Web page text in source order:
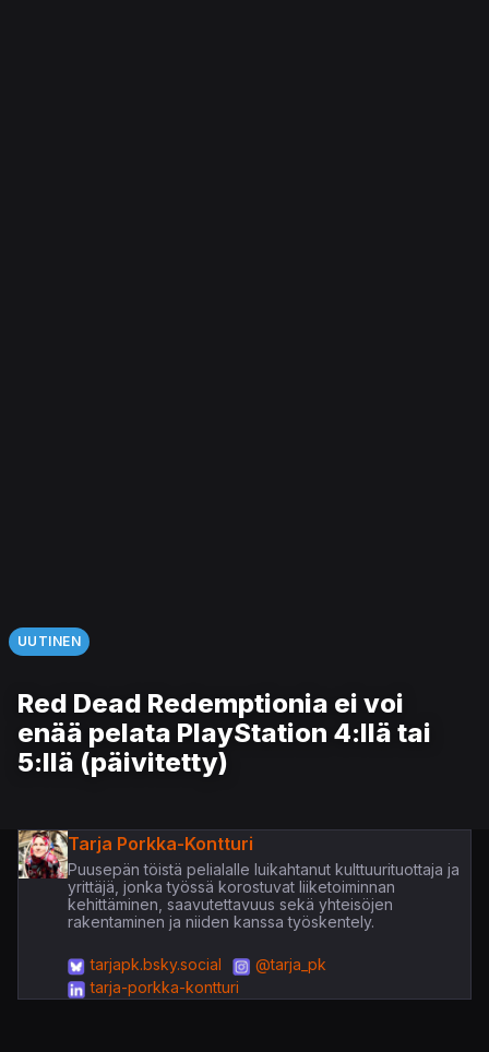
UUTINEN
Red Dead Redemptionia ei voi
enää pelata PlayStation 4:llä tai
5:llä (päivitetty)
Tarja Porkka-Kontturi
Puusepän töistä pelialalle luikahtanut kulttuurituottaja ja
yrittäjä, jonka työssä korostuvat liiketoiminnan
kehittäminen, saavutettavuus sekä yhteisöjen
rakentaminen ja niiden kanssa työskentely.
tarjapk.bsky.social
@tarja_pk
tarja-porkka-kontturi